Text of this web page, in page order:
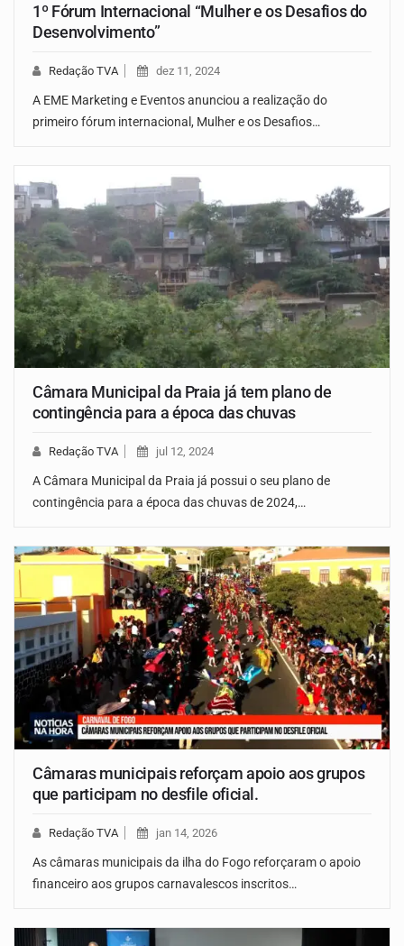
1º Fórum Internacional “Mulher e os Desafios do
Desenvolvimento”
Redação TVA dez 11, 2024
A EME Marketing e Eventos anunciou a realização do
primeiro fórum internacional, Mulher e os Desafios…
Câmara Municipal da Praia já tem plano de
contingência para a época das chuvas
Redação TVA jul 12, 2024
A Câmara Municipal da Praia já possui o seu plano de
contingência para a época das chuvas de 2024,…
Câmaras municipais reforçam apoio aos grupos
que participam no desfile oficial.
Redação TVA jan 14, 2026
As câmaras municipais da ilha do Fogo reforçaram o apoio
financeiro aos grupos carnavalescos inscritos…